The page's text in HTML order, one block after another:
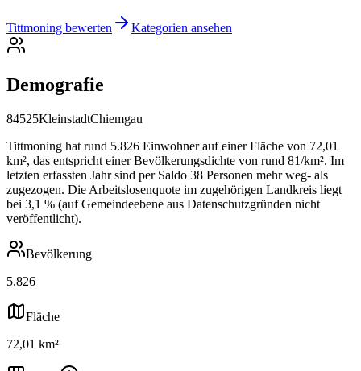
Tittmoning bewerten Kategorien ansehen
Demografie
84525KleinstadtChiemgau
Tittmoning hat rund 5.826 Einwohner auf einer Fläche von 72,01
km², das entspricht einer Bevölkerungsdichte von rund 81/km². Im
letzten erfassten Jahr sind per Saldo 38 Personen mehr weg- als
zugezogen. Die Arbeitslosenquote im zugehörigen Landkreis liegt
bei 3,1 % (auf Gemeindeebene aus Datenschutzgründen nicht
veröffentlicht).
Bevölkerung
5.826
Fläche
72,01 km²